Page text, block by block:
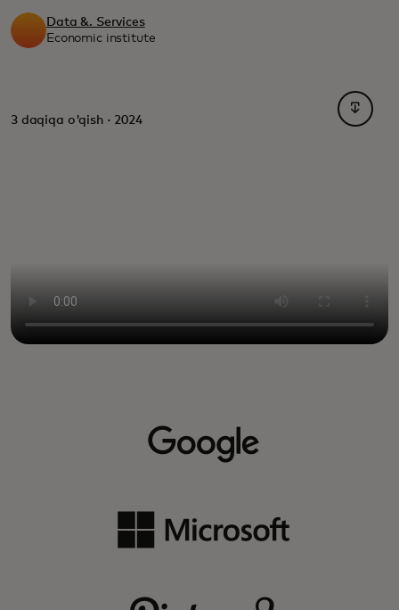
Data &. Services
Economic institute
3 daqiqa o'qish · 2024
opens